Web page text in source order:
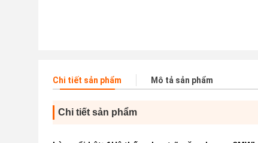
Chi tiết sản phẩm Mô tả sản phẩm
Chi tiết sản phẩm